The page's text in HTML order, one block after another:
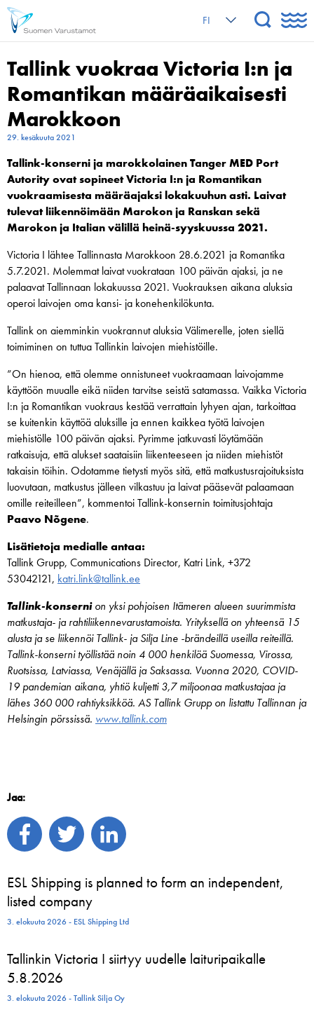
FI
Tallink vuokraa Victoria I:n ja
Romantikan määräaikaisesti
Marokkoon
29. kesäkuuta 2021
Tallink-konserni ja marokkolainen Tanger MED Port
Autority ovat sopineet Victoria I:n ja Romantikan
vuokraamisesta määräajaksi lokakuuhun asti. Laivat
tulevat liikennöimään Marokon ja Ranskan sekä
Marokon ja Italian välillä heinä-syyskuussa 2021.
Victoria I lähtee Tallinnasta Marokkoon 28.6.2021 ja Romantika
5.7.2021. Molemmat laivat vuokrataan 100 päivän ajaksi, ja ne
palaavat Tallinnaan lokakuussa 2021. Vuokrauksen aikana aluksia
operoi laivojen oma kansi- ja konehenkilökunta.
Tallink on aiemminkin vuokrannut aluksia Välimerelle, joten siellä
toimiminen on tuttua Tallinkin laivojen miehistöille.
”On hienoa, että olemme onnistuneet vuokraamaan laivojamme
käyttöön muualle eikä niiden tarvitse seistä satamassa. Vaikka Victoria
I:n ja Romantikan vuokraus kestää verrattain lyhyen ajan, tarkoittaa
se kuitenkin käyttöä aluksille ja ennen kaikkea työtä laivojen
miehistölle 100 päivän ajaksi. Pyrimme jatkuvasti löytämään
ratkaisuja, että alukset saataisiin liikenteeseen ja niiden miehistöt
takaisin töihin. Odotamme tietysti myös sitä, että matkustusrajoituksista
luovutaan, matkustus jälleen vilkastuu ja laivat pääsevät palaamaan
omille reiteilleen”, kommentoi Tallink-konsernin toimitusjohtaja
Paavo Nõgene.
Lisätietoja medialle antaa:
Tallink Grupp, Communications Director, Katri Link, +372
53042121, katri.link@tallink.ee
Tallink-konsernion yksi pohjoisen Itämeren alueen suurimmista
matkustaja- ja rahtiliikennevarustamoista. Yrityksellä on yhteensä 15
alusta ja se liikennöi Tallink- ja Silja Line -brändeillä useilla reiteillä.
Tallink-konserni työllistää noin 4 000 henkilöä Suomessa, Virossa,
Ruotsissa, Latviassa, Venäjällä ja Saksassa. Vuonna 2020, COVID-
19 pandemian aikana, yhtiö kuljetti 3,7 miljoonaa matkustajaa ja
lähes 360 000 rahtiyksikköä. AS Tallink Grupp on listattu Tallinnan ja
Helsingin pörssissä. www.tallink.com
Jaa:
ESL Shipping is planned to form an independent,
listed company
3. elokuuta 2026 - ESL Shipping Ltd
Tallinkin Victoria I siirtyy uudelle laituripaikalle
5.8.2026
3. elokuuta 2026 - Tallink Silja Oy